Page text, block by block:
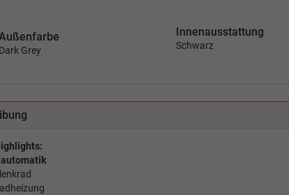
Dark Grey
Innenausstattung
Schwarz